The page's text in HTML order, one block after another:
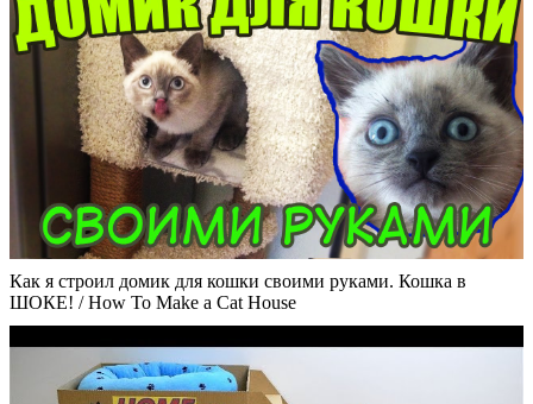
Как я строил домик для кошки своими руками. Кошка в
ШОКЕ! / How To Make a Cat House